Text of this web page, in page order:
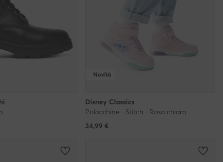
Novità
Disney Classics
Polacchine · Stitch · Rosa chiaro
34,99 €